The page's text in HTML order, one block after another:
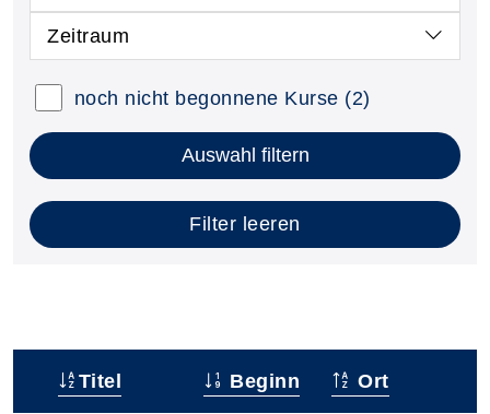
Zeitraum
noch nicht begonnene Kurse (2)
Auswahl filtern
Filter leeren
Titel Beginn Ort